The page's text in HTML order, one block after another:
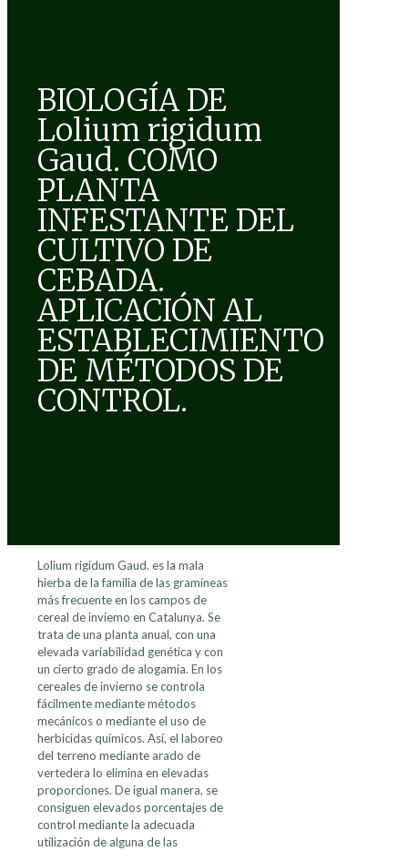
BIOLOGÍA DE
Lolium rigidum
Gaud. COMO
PLANTA
INFESTANTE DEL
CULTIVO DE
CEBADA.
APLICACIÓN AL
ESTABLECIMIENTO
DE MÉTODOS DE
CONTROL.
Lolium rigidum Gaud. es la mala
hierba de la familia de las gramíneas
más frecuente en los campos de
cereal de inviemo en Catalunya. Se
trata de una planta anual, con una
elevada variabilidad genética y con
un cierto grado de alogamia. En los
cereales de invierno se controla
fácilmente mediante métodos
mecánicos o mediante el uso de
herbicidas químicos. Así, el laboreo
del terreno mediante arado de
vertedera lo elimina en elevadas
proporciones. De igual manera, se
consiguen elevados porcentajes de
control mediante la adecuada
utilización de alguna de las